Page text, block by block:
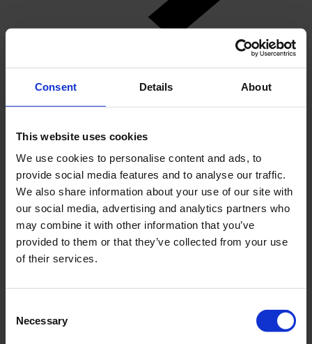
Consent Details About
This website uses cookies
We use cookies to personalise content and ads, to
provide social media features and to analyse our traffic.
We also share information about your use of our site with
our social media, advertising and analytics partners who
may combine it with other information that you’ve
provided to them or that they’ve collected from your use
of their services.
Selection
Necessary